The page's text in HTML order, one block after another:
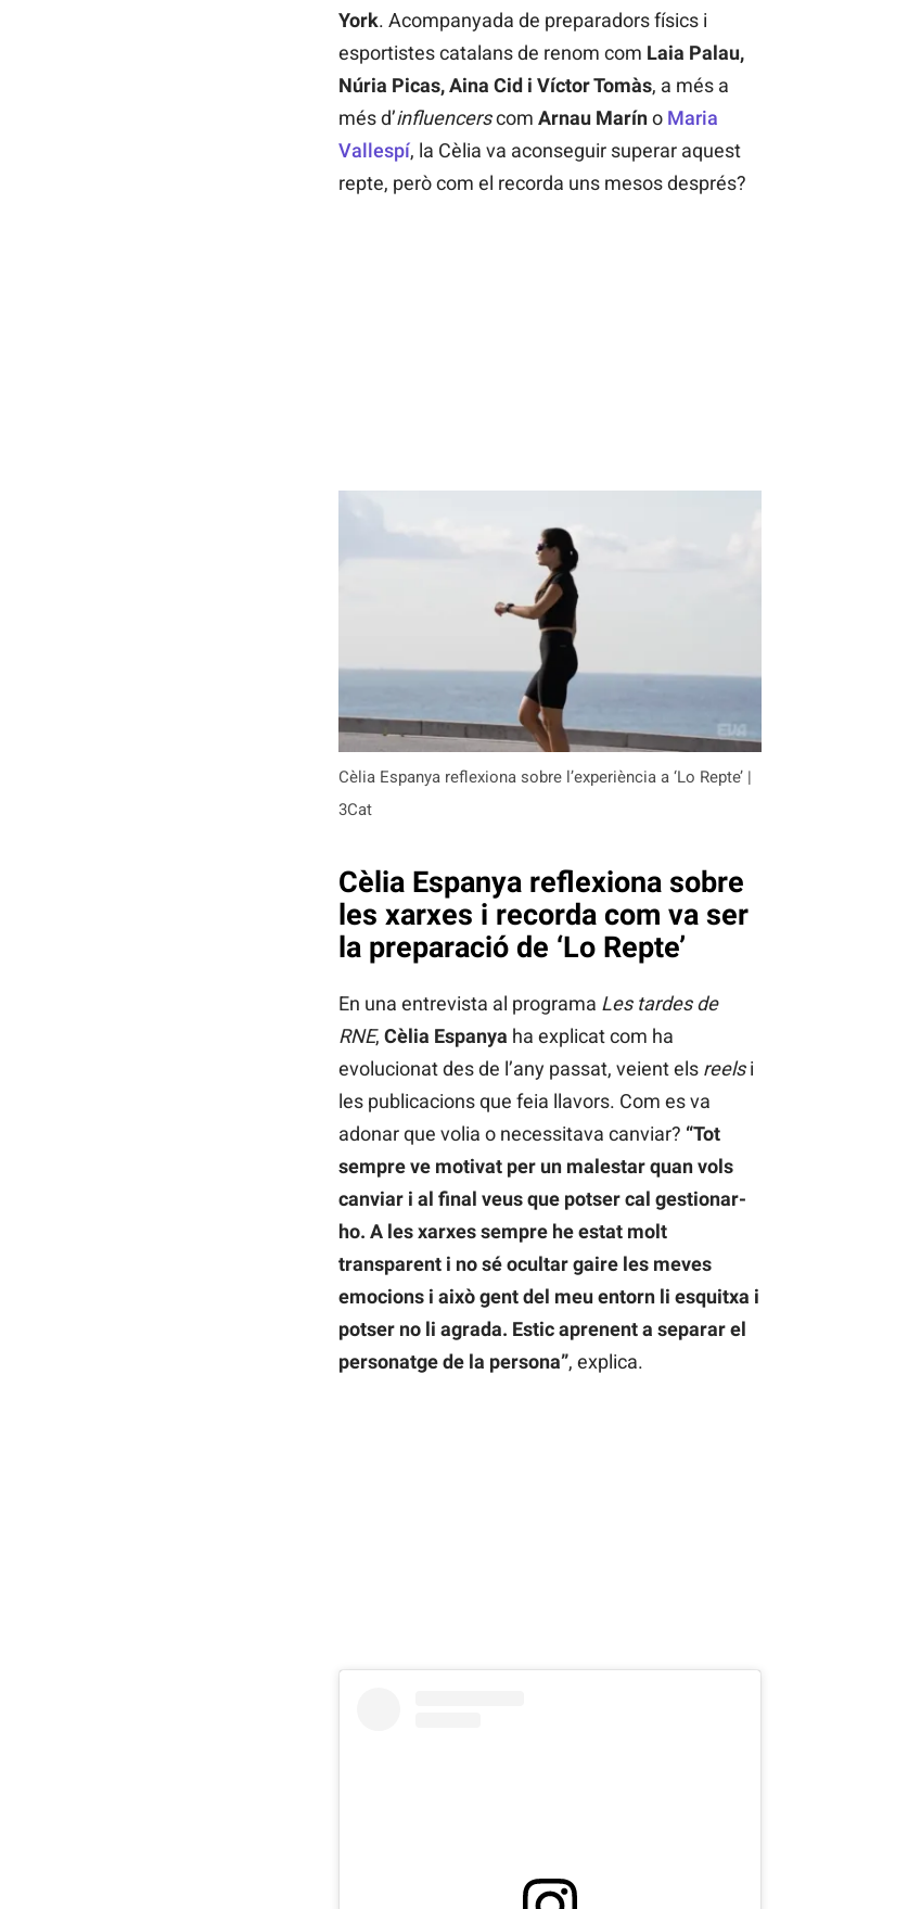
York. Acompanyada de preparadors físics i
esportistes catalans de renom com Laia Palau,
Núria Picas, Aina Cid i Víctor Tomàs, a més a
més d’influencerscom Arnau Maríno Maria
Vallespí, la Cèlia va aconseguir superar aquest
repte, però com el recorda uns mesos després?
Cèlia Espanya reflexiona sobre l’experiència a ‘Lo Repte’ |
3Cat
Cèlia Espanya reflexiona sobre
les xarxes i recorda com va ser
la preparació de ‘Lo Repte’
En una entrevista al programa Les tardes de
RNE, Cèlia Espanya ha explicat com ha
evolucionat des de l’any passat, veient els reelsi
les publicacions que feia llavors. Com es va
adonar que volia o necessitava canviar? “Tot
sempre ve motivat per un malestar quan vols
canviar i al final veus que potser cal gestionar-
ho. A les xarxes sempre he estat molt
transparent i no sé ocultar gaire les meves
emocions i això gent del meu entorn li esquitxa i
potser no li agrada. Estic aprenent a separar el
personatge de la persona”, explica.